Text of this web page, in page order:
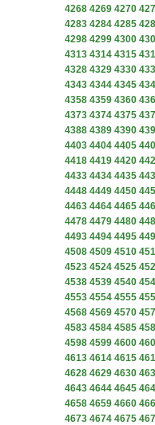
4268 4269 4270
4283 4284 4285
4298 4299 4300
4313 4314 4315
4328 4329 4330
4343 4344 4345
4358 4359 4360
4373 4374 4375
4388 4389 4390
4403 4404 4405
4418 4419 4420
4433 4434 4435
4448 4449 4450
4463 4464 4465
4478 4479 4480
4493 4494 4495
4508 4509 4510
4523 4524 4525
4538 4539 4540
4553 4554 4555
4568 4569 4570
4583 4584 4585
4598 4599 4600
4613 4614 4615
4628 4629 4630
4643 4644 4645
4658 4659 4660
4673 4674 4675